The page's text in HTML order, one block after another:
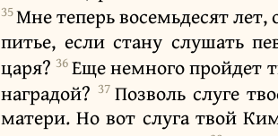
35Мне теперь восемьдесят
питье, если стану слушать
царя? 36Еще немного пройдет
наградой? 37Позволь слуге
матери. Но вот слуга твой